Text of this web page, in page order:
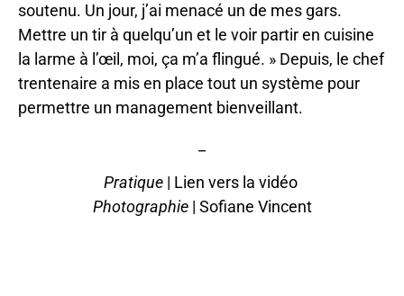
soutenu. Un jour, j’ai menacé un de mes gars.
Mettre un tir à quelqu’un et le voir partir en cuisine
la larme à l’œil, moi, ça m’a flingué. » Depuis, le chef
trentenaire a mis en place tout un système pour
permettre un management bienveillant.
Pratique| Lien vers la vidéo
Photographie| Sofiane Vincent